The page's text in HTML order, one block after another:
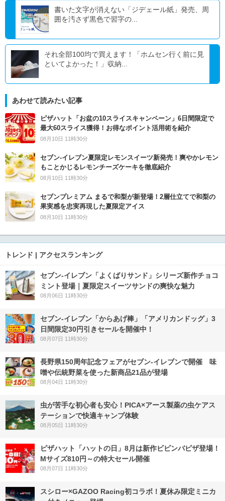
書いた文字が消えない「ジデェール紙」発売、周
囲を汚さず黒色で習字の...
それ全部100均で買えます！「ホムセン行く前に見
といてよかった！」収納...
あわせて読みたい記事
ピザハット「お盆の10スライスキャンペーン」6日間限定で
最大60スライス獲得！お得なポイント活用術を紹介
08月10日 11時30分
セブン‐イレブン夏限定レモンスイーツ新発売！爽やかレモン
もことかじるレモンチーズケーキを徹底紹介
08月10日 11時30分
セブンプレミアム まるで和梨が新登場！2層仕立てで和梨の
果実感を忠実再現した夏限定アイス
08月10日 11時30分
トレンド | アクセスランキング
セブン‐イレブン「よくばりサンド」シリーズ新作チョコ
ミント登場｜夏限定スイーツサンドの爽快な魅力
08月06日 11時30分
セブン‐イレブン「からあげ棒」「アメリカンドッグ」3
日間限定30円引きセールを開催中！
08月07日 11時30分
長野県150周年記念フェアがセブン-イレブンで開催 味
噌や伝統野菜を使った新商品21品が登場
08月04日 11時30分
虫が苦手な初心者も安心！PICA×アース製薬の虫ケアス
テーションで快適キャンプ体験
08月05日 11時30分
ピザハット「ハットの日」8月は新作ビビンバピザ登場！
Mサイズ810円～の特大セール開催
08月07日 11時30分
スシロー×GAZOO Racing初コラボ！夏休み限定ミニカ